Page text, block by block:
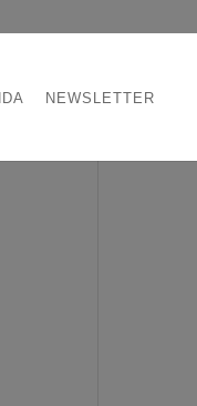
NEWSLETTER